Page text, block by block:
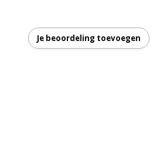
Je beoordeling toevoegen